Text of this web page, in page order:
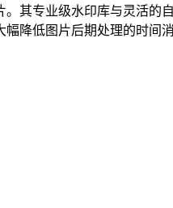
其专业级水印库与灵活的
降低图片后期处理的时间